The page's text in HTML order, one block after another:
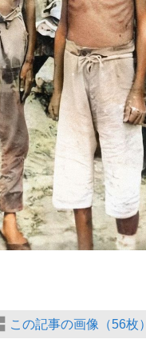
この記事の画像（56枚）